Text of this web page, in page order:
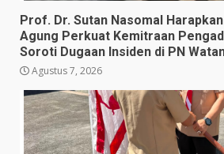
Prof. Dr. Sutan Nasomal
Agung Perkuat Kemitraan
Soroti Dugaan Insiden di PN
Agustus 7, 2026